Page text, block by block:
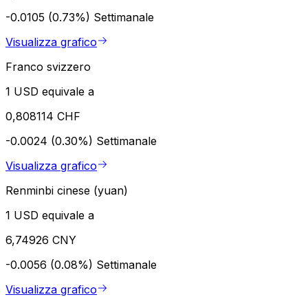
-0.0105 (0.73%) Settimanale
Visualizza grafico
Franco svizzero
1 USD equivale a
0,808114 CHF
-0.0024 (0.30%) Settimanale
Visualizza grafico
Renminbi cinese (yuan)
1 USD equivale a
6,74926 CNY
-0.0056 (0.08%) Settimanale
Visualizza grafico